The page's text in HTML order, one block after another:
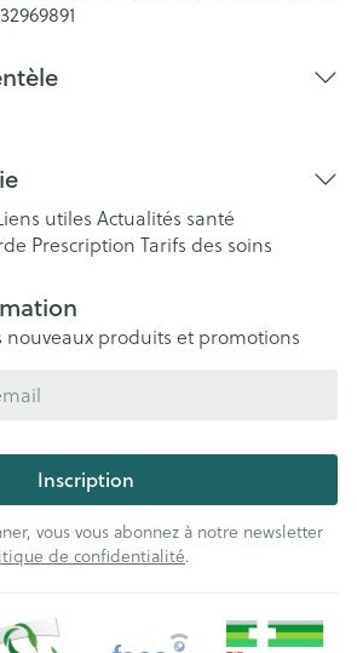
utiles Actualités santé
Prescription Tarifs des soins
nouveaux produits et promotions
Inscription
vous vous abonnez à notre newsletter
de confidentialité.